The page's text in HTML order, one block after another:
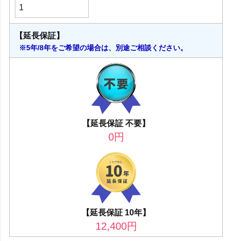
【延長保証】
※5年/8年をご希望の場合は、別途ご相談ください。
【延長保証 不要】
0円
【延長保証 10年】
12,400円